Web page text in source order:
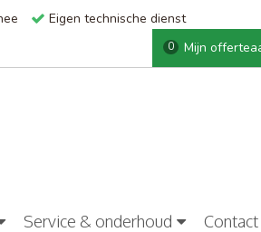
Eigen technische dienst
0 Mijn
Service & onderhoud Contact